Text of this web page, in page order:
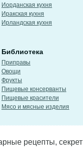
Иорданская кухня
Иракская кухня
Ирландская кухня
Библиотека
Приправы
Овощи
Фрукты
Пищевые консерванты
Пищевые красители
Мясо и мясные изделия
рецепты,